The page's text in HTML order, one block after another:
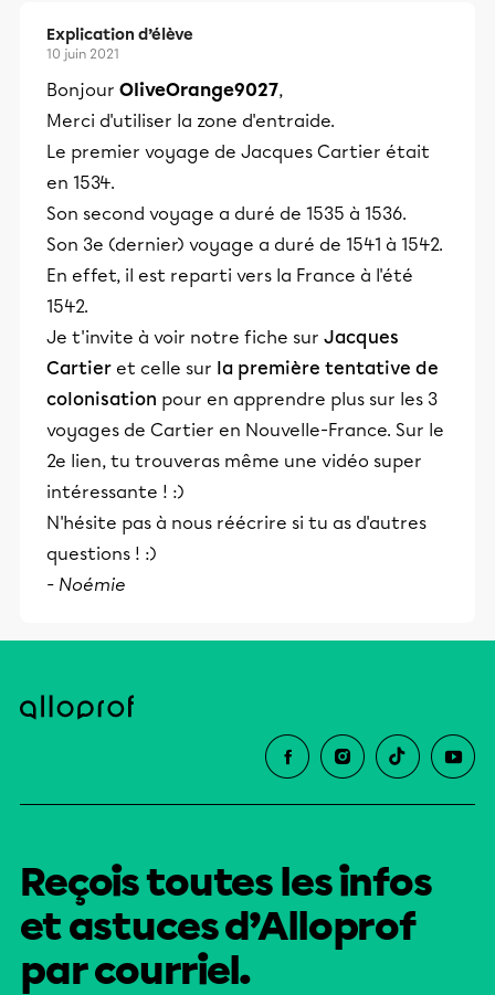
Explication d’élève
10 juin 2021
Bonjour OliveOrange9027,
Merci d'utiliser la zone d'entraide.
Le premier voyage de Jacques Cartier était
en 1534.
Son second voyage a duré de 1535 à 1536.
Son 3e (dernier) voyage a duré de 1541 à 1542.
En effet, il est reparti vers la France à l'été
1542.
Je t'invite à voir notre fiche sur Jacques
Cartier et celle sur la première tentative de
colonisation pour en apprendre plus sur les 3
voyages de Cartier en Nouvelle-France. Sur le
2e lien, tu trouveras même une vidéo super
intéressante ! :)
N'hésite pas à nous réécrire si tu as d'autres
questions ! :)
- Noémie
Reçois toutes les infos
et astuces d’Alloprof
par courriel.